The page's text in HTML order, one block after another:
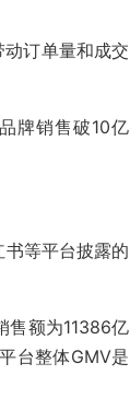
订单量和成交
牌销售破10亿
等平台披露的
售额为11386亿
台整体GMV是